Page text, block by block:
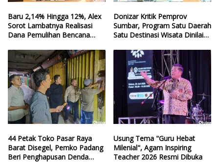
Baru 2,14% Hingga 12%, Alex
Sorot Lambatnya Realisasi
Dana Pemulihan Bencana
Donizar Kritik Pemprov
Sumbar, Program Satu Daerah
Satu Destinasi Wisata Dinilai
44 Petak Toko Pasar Raya
Barat Disegel, Pemko Padang
Beri Penghapusan Denda
Usung Tema "Guru Hebat
Milenial", Agam Inspiring
Teacher 2026 Resmi Dibuka